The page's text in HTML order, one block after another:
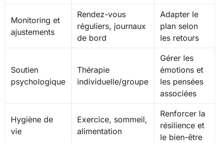
Monitoring et
ajustements
Rendez-vous
réguliers, journaux
de bord
Adapter le
plan selon
les retours
Soutien
psychologique
Thérapie
individuelle/groupe
Gérer les
émotions et
les pensées
associées
Hygiène de
vie
Exercice, sommeil,
alimentation
Renforcer la
résilience et
le bien-être